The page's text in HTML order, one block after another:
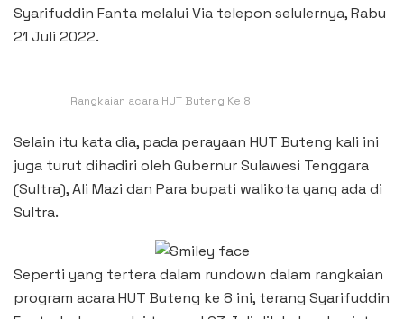
Syarifuddin Fanta melalui Via telepon selulernya, Rabu
21 Juli 2022.
Rangkaian acara HUT Buteng Ke 8
Selain itu kata dia, pada perayaan HUT Buteng kali ini
juga turut dihadiri oleh Gubernur Sulawesi Tenggara
(Sultra), Ali Mazi dan Para bupati walikota yang ada di
Sultra.
Seperti yang tertera dalam rundown dalam rangkaian
program acara HUT Buteng ke 8 ini, terang Syarifuddin